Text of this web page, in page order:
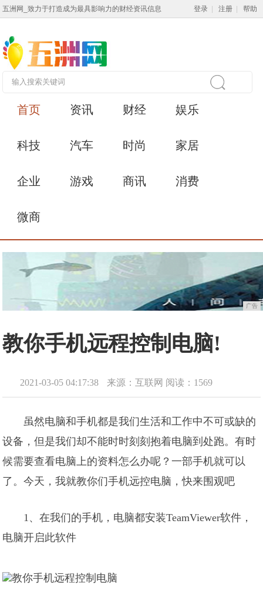
五洲网_致力于打造成为最具影响力的财经资讯信息 登录 注册 帮助
首页 资讯 财经 娱乐
科技 汽车 时尚 家居
企业 游戏 商讯 消费
微商
广告
教你手机远程控制电脑!
2021-03-05 04:17:38 来源：互联网 阅读：1569
虽然电脑和手机都是我们生活和工作中不可或缺的
设备，但是我们却不能时时刻刻抱着电脑到处跑。有时
候需要查看电脑上的资料怎么办呢？一部手机就可以
了。今天，我就教你们手机远控电脑，快来围观吧
1、在我们的手机，电脑都安装TeamViewer软件，
电脑开启此软件